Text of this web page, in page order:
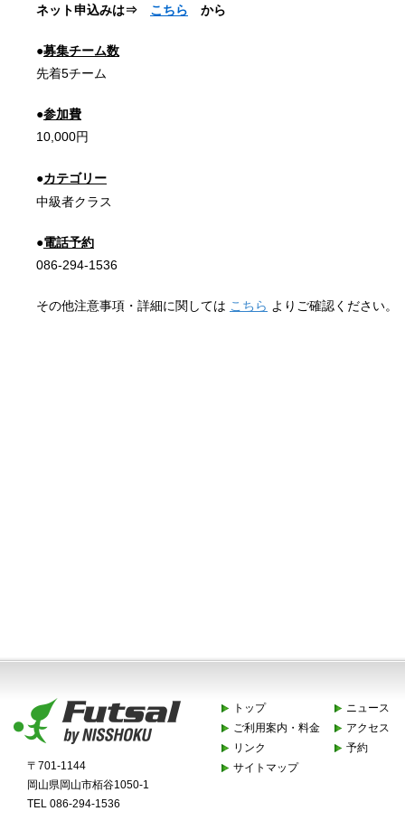
ネット申込みは⇒ こちら から
●募集チーム数
先着5チーム
●参加費
10,000円
●カテゴリー
中級者クラス
●電話予約
086-294-1536
その他注意事項・詳細に関しては こちら よりご確認ください。
〒701-1144
岡山県岡山市栢谷1050-1
TEL 086-294-1536
トップ
ニュース
ご利用案内・料金
アクセス
リンク
予約
サイトマップ